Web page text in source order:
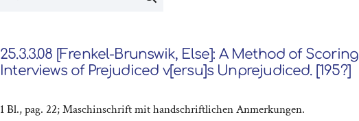
25.3.3.08 [Frenkel-Brunswik, Else]: A Method of Scoring
Interviews of Prejudiced v[ersu]s Unprejudiced. [195?]
1 Bl., pag. 22; Maschinschrift mit handschriftlichen Anmerkungen.